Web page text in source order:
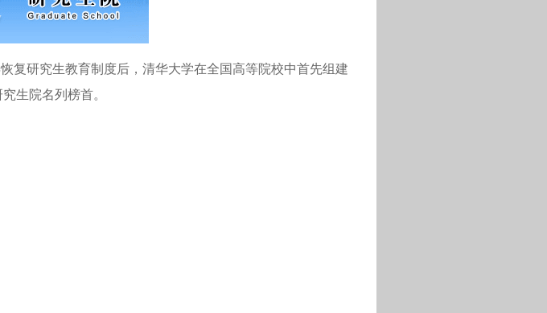
研究生教育制度后，清华大学在全国高等院校中首先组建
生院名列榜首。